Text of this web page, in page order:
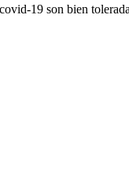
19 son bien